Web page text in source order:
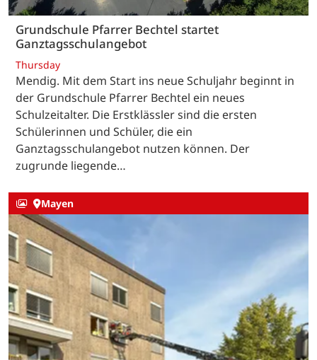
Grundschule Pfarrer Bechtel startet
Ganztagsschulangebot
Thursday
Mendig. Mit dem Start ins neue Schuljahr beginnt in
der Grundschule Pfarrer Bechtel ein neues
Schulzeitalter. Die Erstklässler sind die ersten
Schülerinnen und Schüler, die ein
Ganztagsschulangebot nutzen können. Der
zugrunde liegende…
Mayen